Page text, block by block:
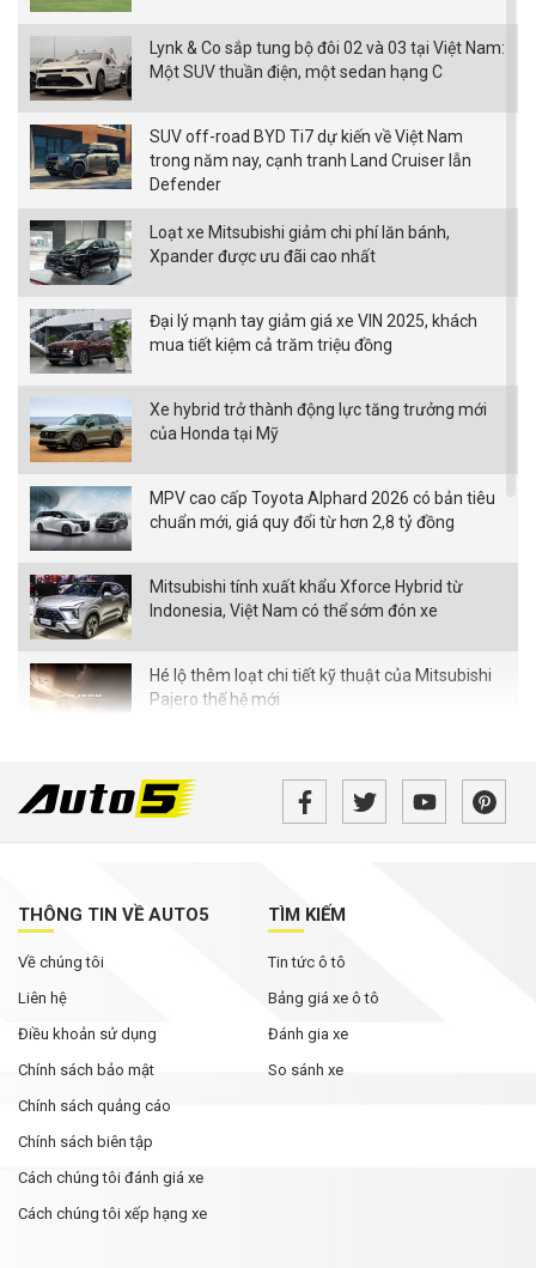
Lynk & Co sắp tung bộ đôi 02 và 03 tại Việt Nam:
Một SUV thuần điện, một sedan hạng C
SUV off-road BYD Ti7 dự kiến về Việt Nam
trong năm nay, cạnh tranh Land Cruiser lẫn
Defender
Loạt xe Mitsubishi giảm chi phí lăn bánh,
Xpander được ưu đãi cao nhất
Đại lý mạnh tay giảm giá xe VIN 2025, khách
mua tiết kiệm cả trăm triệu đồng
Xe hybrid trở thành động lực tăng trưởng mới
của Honda tại Mỹ
MPV cao cấp Toyota Alphard 2026 có bản tiêu
chuẩn mới, giá quy đổi từ hơn 2,8 tỷ đồng
Mitsubishi tính xuất khẩu Xforce Hybrid từ
Indonesia, Việt Nam có thể sớm đón xe
Hé lộ thêm loạt chi tiết kỹ thuật của Mitsubishi
Pajero thế hệ mới
Elantra bất ngờ tăng trưởng mạnh
đến 70,5 triệu đồng, bảo hành 10 năm
THÔNG TIN VỀ AUTO5
Về chúng tôi
Liên hệ
Điều khoản sử dụng
Chính sách bảo mật
Chính sách quảng cáo
Chính sách biên tập
Cách chúng tôi đánh giá xe
Cách chúng tôi xếp hạng xe
TÌM KIẾM
Tin tức ô tô
Bảng giá xe ô tô
Đánh gia xe
So sánh xe